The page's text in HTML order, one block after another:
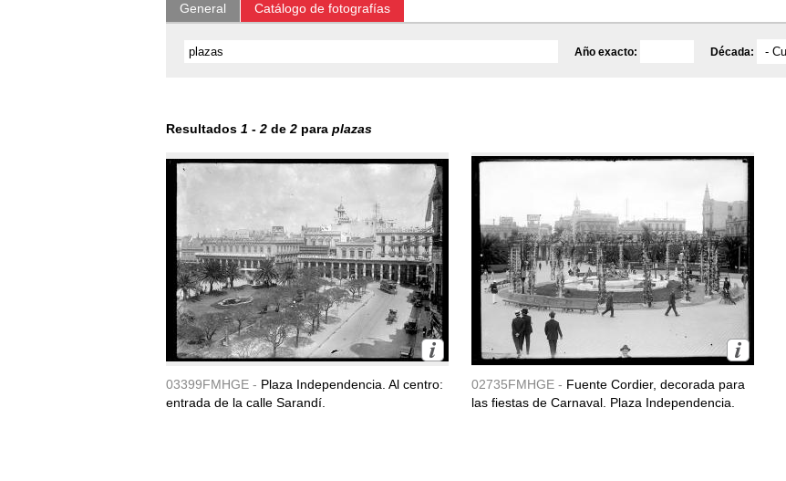
General Catálogo de fotografías
Año exacto: Década:
Resultados 1 - 2 de 2 para plazas
03399FMHGE - Plaza Independencia. Al centro:
entrada de la calle Sarandí.
02735FMHGE - Fuente Cordier, decorada para
las fiestas de Carnaval. Plaza Independencia.